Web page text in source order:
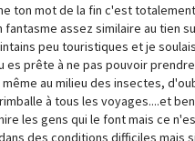
ton mot de la fin c'est
fantasme assez similaire au tien
peu touristiques et je
es prête à ne pas pouvoir
même au milieu des insectes,
à tous les voyages....et
les gens qui le font mais ce
des conditions difficiles mais